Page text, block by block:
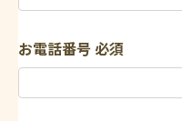
お電話番号必須